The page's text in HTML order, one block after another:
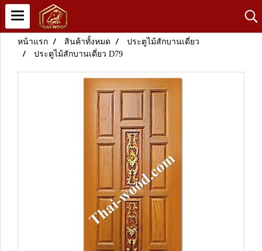
หน้าแรก สินค้าทั้งหมด
ประตูไม้สักบานเดี่ยว
ประตูไม้สักบานเดี่ยว D79